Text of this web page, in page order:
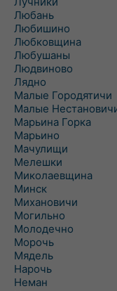
Любань
Любишино
Любковщина
Любушаны
Людвиново
Лядно
Малые Городятичи
Малые
Марьина Горка
Марьино
Мачулищи
Мелешки
Миколаевщина
Минск
Михановичи
Могильно
Молодечно
Морочь
Мядель
Нарочь
Неман